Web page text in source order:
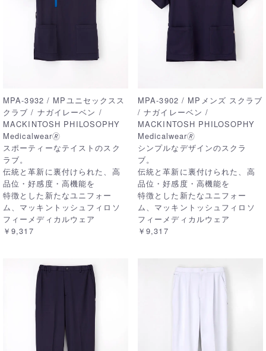
MPA-3932 / MPユニセックスス
クラブ / ナガイレーベン /
MACKINTOSH PHILOSOPHY
Medicalwear🄬
スポーティーなテイストのスク
ラブ。
伝統と革新に裏付けられた、高
品位・好感度・高機能を
特徴とした新たなユニフォー
ム、マッキントッシュフィロソ
フィーメディカルウェア
￥9,317
MPA-3902 / MPメンズ スクラブ
/ ナガイレーベン /
MACKINTOSH PHILOSOPHY
Medicalwear🄬
シンプルなデザインのスクラ
ブ。
伝統と革新に裏付けられた、高
品位・好感度・高機能を
特徴とした新たなユニフォー
ム、マッキントッシュフィロソ
フィーメディカルウェア
￥9,317